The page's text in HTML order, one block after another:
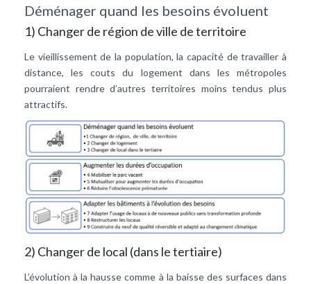
Déménager quand les besoins évoluent
1) Changer de région de ville de territoire
Le vieillissement de la population, la capacité de travailler à
distance, les couts du logement dans les métropoles
pourraient rendre d’autres territoires moins tendus plus
attractifs.
2) Changer de local (dans le tertiaire)
L’évolution à la hausse comme à la baisse des surfaces dans